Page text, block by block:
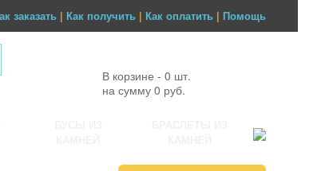
заказать| Как получить| Как оплатить| Помощь
В корзине - 0 шт.
на сумму 0 руб.